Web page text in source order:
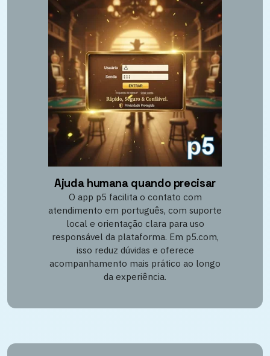
Ajuda humana quando precisar
O app p5 facilita o contato com
atendimento em português, com suporte
local e orientação clara para uso
responsável da plataforma. Em p5.com,
isso reduz dúvidas e oferece
acompanhamento mais prático ao longo
da experiência.